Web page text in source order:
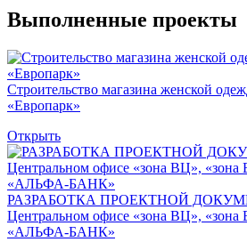
Выполненные проекты
Строительство магазина женской
«Европарк»
Открыть
РАЗРАБОТКА ПРОЕКТНОЙ
Центральном офисе «зона ВЦ», «зона
«АЛЬФА-БАНК»